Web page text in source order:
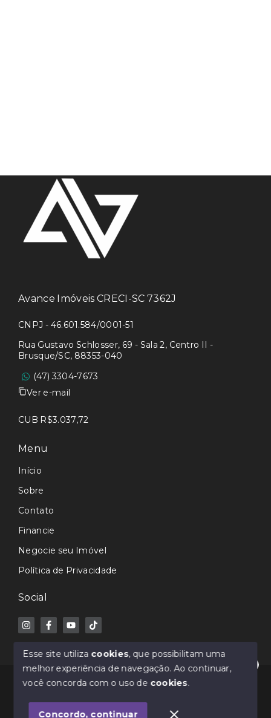
Avance Imóveis CRECI-SC 7362J
CNPJ - 46.601.584/0001-51
Rua Gustavo Schlosser, 69 - Sala 2, Centro II -
Brusque/SC, 88353-040
(47) 3304-7673
Ver e-mail
CUB R$3.037,72
Menu
Início
Sobre
Contato
Financie
Negocie seu Imóvel
Política de Privacidade
Social
© Copyright 2026 - Avance Imóveis CRECI-SC 7362J -
SITE PARA IMOBILIARIA
Olá! Estamos disponíveis para te ajudar.
Esse site utiliza cookies, que possibilitam uma
melhor experiência de navegação.Ao continuar,
você concorda com o uso de cookies.
Concordo, continuar